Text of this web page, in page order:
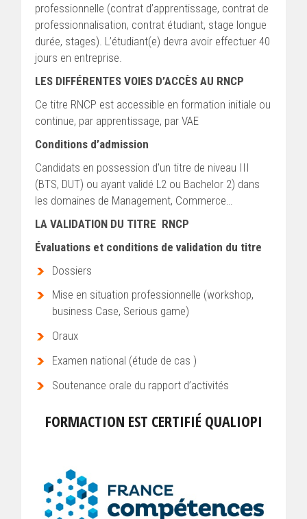
professionnelle (contrat d’apprentissage, contrat de
professionnalisation, contrat étudiant, stage longue
durée, stages). L’étudiant(e) devra avoir effectuer 40
jours en entreprise.
LES DIFFÉRENTES VOIES D’ACCÈS AU RNCP
Ce titre RNCP est accessible en formation initiale ou
continue, par apprentissage, par VAE
Conditions d’admission
Candidats en possession d’un titre de niveau III
(BTS, DUT) ou ayant validé L2 ou Bachelor 2) dans
les domaines de Management, Commerce…
LA VALIDATION DU TITRE RNCP
Évaluations et conditions de validation du titre
Dossiers
Mise en situation professionnelle (workshop,
business Case, Serious game)
Oraux
Examen national (étude de cas )
Soutenance orale du rapport d’activités
FORMACTION EST CERTIFIÉ QUALIOPI